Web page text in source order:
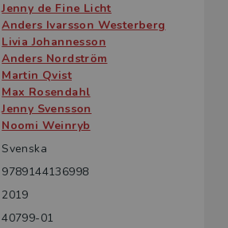
Jenny de Fine Licht
Anders Ivarsson Westerberg
Livia Johannesson
Anders Nordström
Martin Qvist
Max Rosendahl
Jenny Svensson
Noomi Weinryb
Svenska
9789144136998
2019
40799-01